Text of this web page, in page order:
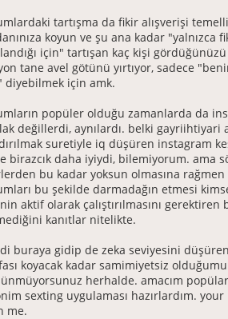
tartışma da fikir alışverişi
koyun ve şu ana kadar "yalnızca
için" tartışan kaç kişi
tane avel götünü yırtıyor, sadece
diyebilmek için amk.
popüler olduğu zamanlarda da
değillerdi, aynılardı. belki gayriihtiyari
suretiyle iq düşüren instagram
birazcık daha iyiydi, bilemiyorum. ama
bu kadar yoksun olmasına rağmen
bu şekilde darmadağın etmesi
aktif olarak çalıştırılmasını gerektiren
kanıtlar nitelikte.
buraya gidip de zeka seviyesini
koyacak kadar samimiyetsiz olduğumu
herhalde. amacım
sexting uygulaması hazırlardım.
me.